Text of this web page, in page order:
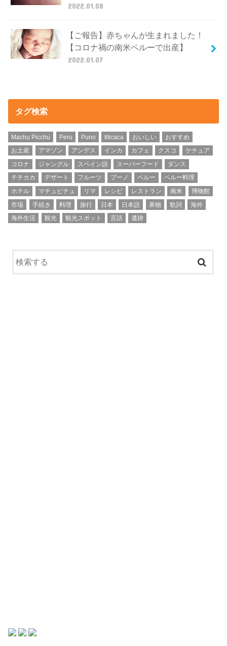
2022.01.08
【ご報告】赤ちゃんが生まれました！
【コロナ禍の南米ペルーで出産】
2022.01.07
タグ検索
Machu Picchu Peru Puno titicaca おいしい
おすすめ
お土産
アマゾン アンデス インカ カフェ クスコ
ケチュア
コロナ
ジャングル スペイン語 スーパーフード
ダンス
チチカカ
デザート フルーツ プーノ ペルー
ペルー料理
ホテル
マチュピチュ リマ レシピ レストラン 南米
博物館
市場
手続き 料理 旅行 日本 日本語 果物 歌詞
海外
海外生活
観光 観光スポット 言語 遺跡